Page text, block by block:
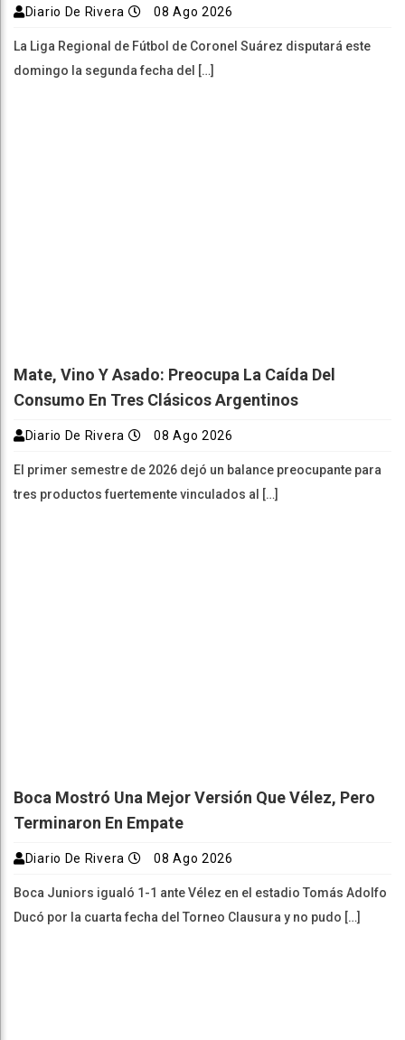
Diario De Rivera 08 Ago 2026
La Liga Regional de Fútbol de Coronel Suárez disputará este
domingo la segunda fecha del […]
Mate, Vino Y Asado: Preocupa La Caída Del
Consumo En Tres Clásicos Argentinos
Diario De Rivera 08 Ago 2026
El primer semestre de 2026 dejó un balance preocupante para
tres productos fuertemente vinculados al […]
Boca Mostró Una Mejor Versión Que Vélez, Pero
Terminaron En Empate
Diario De Rivera 08 Ago 2026
Boca Juniors igualó 1-1 ante Vélez en el estadio Tomás Adolfo
Ducó por la cuarta fecha del Torneo Clausura y no pudo […]